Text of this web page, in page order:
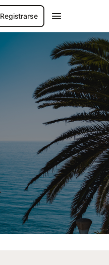
Registrarse